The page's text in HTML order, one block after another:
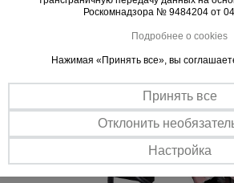
Роскомнадзора № 9484204 от
Подробнее о cookies
Нажимая «Принять все», вы
Принять все
Отклонить
Настройка